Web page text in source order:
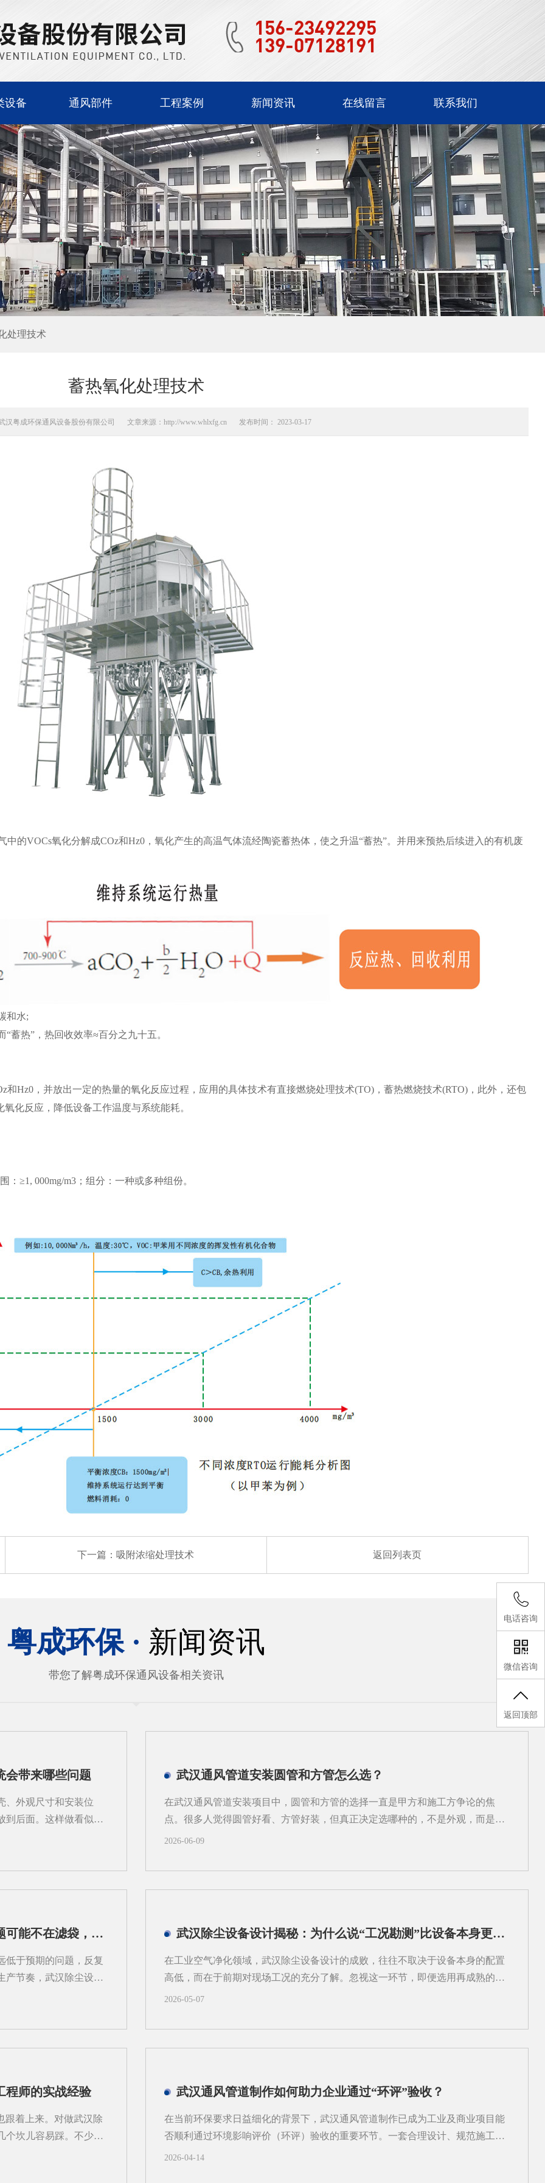
156-23492295
139-07128191
设备 通风部件 工程案例 新闻资讯 在线留言 联系我们
处理技术
蓄热氧化处理技术
汉粤成环保通风设备股份有限公司 文章来源：http://www.whlxfg.cn 发布时间： 2023-03-17
的VOCs氧化分解成COz和Hz0，氧化产生的高温气体流经陶瓷蓄热体，使之升温“蓄热”。并用来预热后续进入的有机废
和水;
蓄热”，热回收效率≈百分之九十五。
和Hz0，并放出一定的热量的氧化反应过程，应用的具体技术有直接燃烧处理技术(TO)，蓄热燃烧技术(RTO)，此外，还包
化反应，降低设备工作温度与系统能耗。
： ≥1, 000mg/m3；组分 ： 一种或多种组份。
下一篇： 吸附浓缩处理技术 返回列表页
粤成环保 · 新闻资讯
带您了解粤成环保通风设备相关资讯
会带来哪些问题
、外观尺寸和安装位
到后面。这样做看似推
做外壳后算系统，常见
定，后续再去补风量
往往被锁定。等到系统
口不好留，现场就可能
滤方式不同，例如干
武汉除尘设备厂家解析：滤袋寿命短，问题可能不在滤袋，而在气流分布
低于预期的问题，反复
产节奏，武汉除尘设备
的风速会出现明显差
续冲刷滤袋表面，原本
的积灰板结与糊袋气
态，大量粉尘在短时间
这些积灰清理干净，
程师的实战经验
跟着上来。对做武汉除
个坎儿容易踩。不少项
武汉通风管道安装圆管和方管怎么选？
在武汉通风管道安装项目中，圆管和方管的选择一直是甲方和施工方争论的焦
点。很多人觉得圆管好看、方管好装，但真正决定选哪种的，不是外观，而是风
阻、场景和后期维护成本。2026年武汉不少工业厂房和商业综合体项目，已经开
型时对照着来。1、风阻和能耗：圆管在这一项上确实有优势同等截面积下，圆形
管道的周长比方形管道短，这意味着接触空气的摩擦面更小，风阻更低。武汉通
涡流，风阻相对大一些，但在低风速、短距离的场景里，这个差距几乎可以忽
略。2、空间利用和安装便利：方管在这一项上反超方管能紧贴墙面和天花板安
装，不浪费建筑空间。武汉通风管道安装在地下停车场、商场吊顶内作业时，层
2026-06-09
武汉除尘设备设计揭秘：为什么说“工况勘测”比设备本身更重要？
在工业空气净化领域，武汉除尘设备设计的成败，往往不取决于设备本身的配置
高低，而在于前期对现场工况的充分了解。忽视这一环节，即便选用再成熟的设
备型号，也可能导致系统运行效果不理想、能耗偏高甚至无法满足环保要求。所
粉尘的种类（如金属屑、木屑、化工粉体等）、颗粒大小分布、浓度变化规律、
湿度、温度以及是否有易燃易爆风险等。不同性质的粉尘，对过滤材料、清灰方
外，勘测还需关注产尘点的布局、操作流程、空间限制及现有通风条件。这些因
素直接影响吸风口的位置、风管走向和风机选型。若仅凭经验套用标准图纸，很
容易造成风量分配不均，部分点位吸尘效果差，而其他区域又过度抽风，浪费能
2026-05-07
武汉通风管道制作如何助力企业通过“环评”验收？
在当前环保要求日益细化的背景下，武汉通风管道制作已成为工业及商业项目能
否顺利通过环境影响评价（环评）验收的重要环节。一套合理设计、规范施工的
通风系统，不仅关系到室内空气质量与运行效率，也直接影响废气收集、排放控
2026-04-14
电话咨询
微信咨询
返回顶部